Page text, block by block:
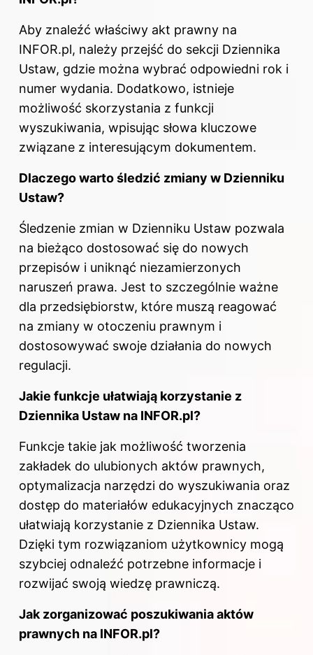
Aby znaleźć właściwy akt prawny na
INFOR.pl, należy przejść do sekcji Dziennika
Ustaw, gdzie można wybrać odpowiedni rok i
numer wydania. Dodatkowo, istnieje
możliwość skorzystania z funkcji
wyszukiwania, wpisując słowa kluczowe
związane z interesującym dokumentem.
Dlaczego warto śledzić zmiany w Dzienniku
Ustaw?
Śledzenie zmian w Dzienniku Ustaw pozwala
na bieżąco dostosować się do nowych
przepisów i uniknąć niezamierzonych
naruszeń prawa. Jest to szczególnie ważne
dla przedsiębiorstw, które muszą reagować
na zmiany w otoczeniu prawnym i
dostosowywać swoje działania do nowych
regulacji.
Jakie funkcje ułatwiają korzystanie z
Dziennika Ustaw na INFOR.pl?
Funkcje takie jak możliwość tworzenia
zakładek do ulubionych aktów prawnych,
optymalizacja narzędzi do wyszukiwania oraz
dostęp do materiałów edukacyjnych znacząco
ułatwiają korzystanie z Dziennika Ustaw.
Dzięki tym rozwiązaniom użytkownicy mogą
szybciej odnaleźć potrzebne informacje i
rozwijać swoją wiedzę prawniczą.
Jak zorganizować poszukiwania aktów
prawnych na INFOR.pl?